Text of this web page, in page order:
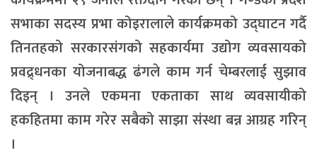
सभाका सदस्य प्रभा कोइरालाले कार्यक्रमको उद्घाटन गर्दै
तिनतहको सरकारसंगको सहकार्यमा उद्योग व्यवसायको
प्रवद्र्धनका योजनाबद्ध ढंगले काम गर्न चेम्बरलाई सुझाव
दिइन् । उनले एकमना एकताका साथ व्यवसायीको
हकहितमा काम गरेर सबैको साझा संस्था बन्न आग्रह गरिन्
।